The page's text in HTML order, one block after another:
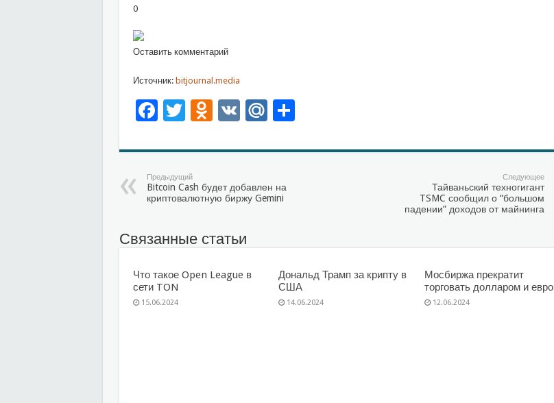
0
Оставить комментарий
Источник:bitjournal.media
Facebook
Twitter
Odnoklassniki
VKMail.Ru
Отправить
Предыдущий
Bitcoin Cash будет добавлен на
криптовалютную биржу Gemini
Следующее
Тайваньский техногигант
TSMC сообщил о “большом
падении” доходов от майнинга
Связанные статьи
Что такое Open League в
сети TON
15.06.2024
Дональд Трамп за крипту в
США
14.06.2024
Мосбиржа прекратит
торговать долларом и евро
12.06.2024